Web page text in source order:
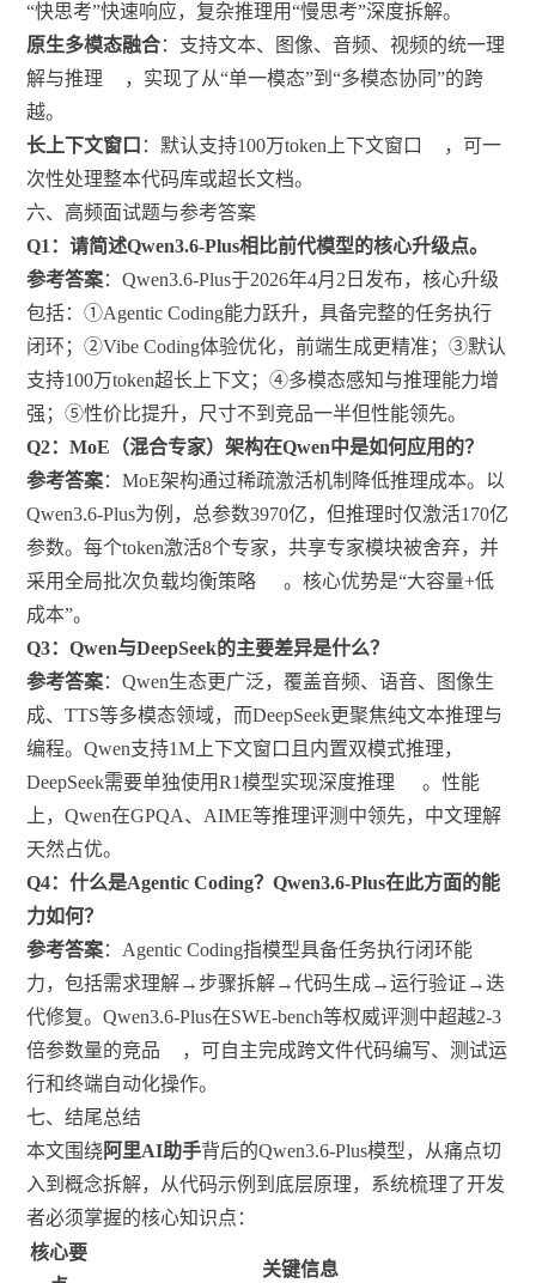
“快思考”快速响应，复杂推理用“慢思考”深度拆解。
原生多模态融合：支持文本、图像、音频、视频的统一理
解与推理
，实现了从“单一模态”到“多模态协同”的跨
越。
长上下文窗口 ：默认支持100万token上下文窗口
，可一
次性处理整本代码库或超长文档。
六、高频面试题与参考答案
Q1：请简述Qwen3.6-Plus相比前代模型的核心升级点。
参考答案：Qwen3.6-Plus于2026年4月2日发布，核心升级
包括：①Agentic Coding能力跃升，具备完整的任务执行
闭环；②Vibe Coding体验优化，前端生成更精准；③默认
支持100万token超长上下文；④多模态感知与推理能力增
强；⑤性价比提升，尺寸不到竞品一半但性能领先。
Q2：MoE（混合专家）架构在Qwen中是如何应用的？
参考答案：MoE架构通过稀疏激活机制降低推理成本。以
Qwen3.6-Plus为例，总参数3970亿，但推理时仅激活170亿
参数。每个token激活8个专家，共享专家模块被舍弃，并
采用全局批次负载均衡策略
。核心优势是“大容量+低
成本”。
Q3：Qwen与DeepSeek的主要差异是什么？
参考答案：Qwen生态更广泛，覆盖音频、语音、图像生
成、TTS等多模态领域，而DeepSeek更聚焦纯文本推理与
编程。Qwen支持1M上下文窗口且内置双模式推理，
DeepSeek需要单独使用R1模型实现深度推理
。性能
上，Qwen在GPQA、AIME等推理评测中领先，中文理解
天然占优。
Q4：什么是Agentic Coding？Qwen3.6-Plus在此方面的能
力如何？
参考答案：Agentic Coding指模型具备任务执行闭环能
力，包括需求理解→步骤拆解→代码生成→运行验证→迭
代修复。Qwen3.6-Plus在SWE-bench等权威评测中超越2-3
倍参数量的竞品
，可自主完成跨文件代码编写、测试运
行和终端自动化操作。
七、结尾总结
本文围绕 阿里AI助手背后的Qwen3.6-Plus模型，从痛点切
入到概念拆解，从代码示例到底层原理，系统梳理了开发
者必须掌握的核心知识点：
核心要
关键信息